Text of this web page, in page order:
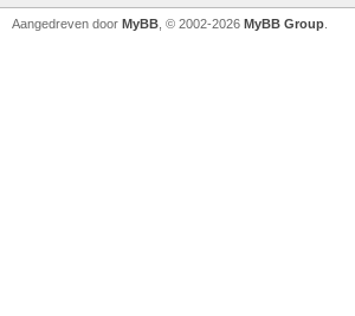
Aangedreven door MyBB , © 2002-2026 MyBB Group